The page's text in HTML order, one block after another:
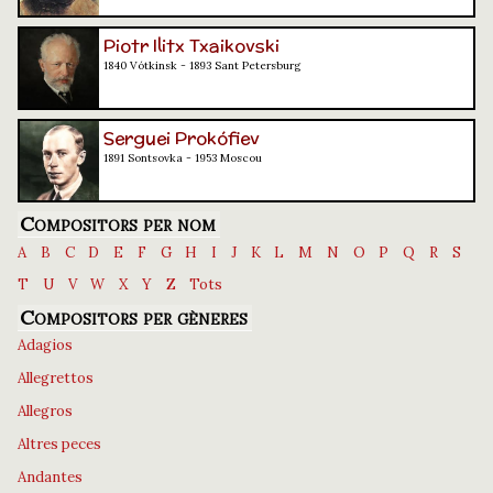
Piotr Ilitx Txaikovski
1840 Vótkinsk - 1893 Sant Petersburg
Serguei Prokófiev
1891 Sontsovka - 1953 Moscou
Compositors per nom
A B C D E F G H I J K L M N O P Q R
S
T
U V W X Y Z Tots
Compositors per gèneres
Adagios
Allegrettos
Allegros
Altres peces
Andantes